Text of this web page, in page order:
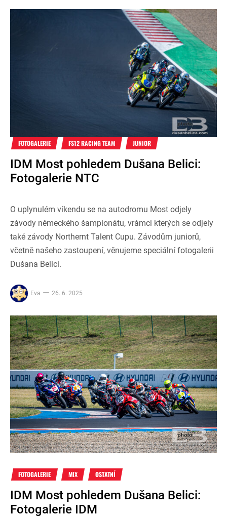
FOTOGALERIE FS12 RACING TEAM JUNIOR
IDM Most pohledem Dušana Belici:
Fotogalerie NTC
O uplynulém víkendu se na autodromu Most odjely
závody německého šampionátu, vrámci kterých se odjely
také závody Northernt Talent Cupu. Závodům juniorů,
včetně našeho zastoupení, věnujeme speciální fotogalerii
Dušana Belici.
Eva 26. 6. 2025
FOTOGALERIE MIX OSTATNÍ
IDM Most pohledem Dušana Belici:
Fotogalerie IDM